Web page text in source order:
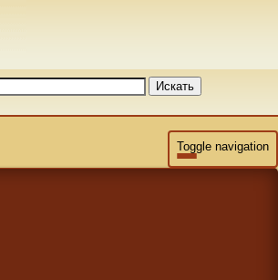
Искать
Toggle navigation